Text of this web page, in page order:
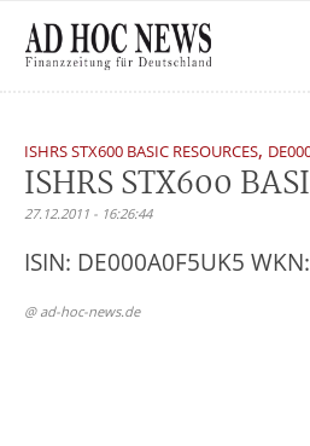
ISHRS STX600 BASIC RESOURCES,
ISHRS STX600
27.12.2011 - 16:26:44
ISIN: DE000A0F5UK5
@ ad-hoc-news.de